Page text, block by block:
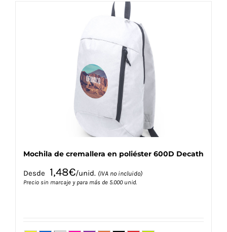
variantes.
elegir
en
la
de
producto
Mochila de cremallera en poliéster 600D Decath
Desde 1,48€/unid. (IVA no incluido)
Precio sin marcaje y para más de 5.000 unid.